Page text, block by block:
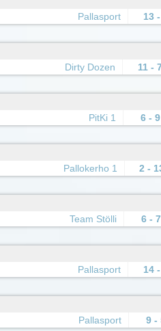
Pallasport 13
Dirty Dozen 11 -
PitKi 1 6 - 9
Pallokerho 1 2 -
Team Stölli 6 - 7
Pallasport 14
Pallasport 9 -